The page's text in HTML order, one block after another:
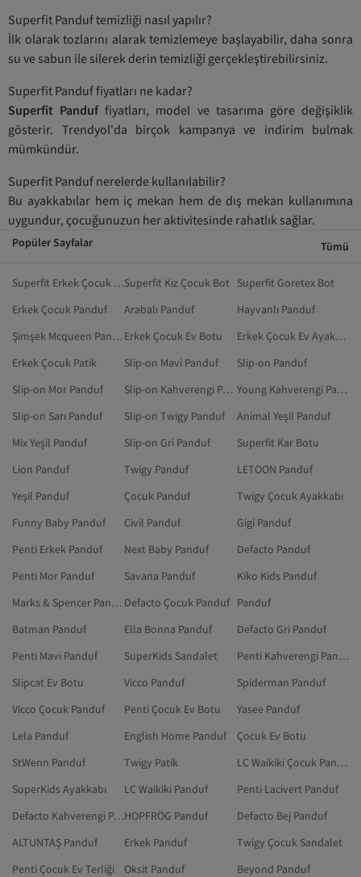
Superfit Panduf temizliği nasıl yapılır?
İlk olarak tozlarını alarak temizlemeye başlayabilir, daha sonra
su ve sabun ile silerek derin temizliği gerçekleştirebilirsiniz.
Superfit Panduf fiyatları ne kadar?
Superfit Panduffiyatları, model ve tasarıma göre değişiklik
gösterir. Trendyol'da birçok kampanya ve indirim bulmak
mümkündür.
Superfit Panduf nerelerde kullanılabilir?
Bu ayakkabılar hem iç mekan hem de dış mekan kullanımına
uygundur, çocuğunuzun her aktivitesinde rahatlık sağlar.
Popüler Sayfalar Tümü
Superfit Erkek Çocuk BotSuperfit Kız Çocuk Bot Superfit Goretex Bot
Erkek Çocuk Panduf
Arabalı Panduf
Hayvanlı Panduf
Şimşek Mcqueen Panduf Erkek Çocuk Ev Botu
Erkek Çocuk Ev Ayakkabısı
Erkek Çocuk Patik
Slip-on Mavi Panduf
Slip-on Panduf
Slip-on Mor Panduf
Slip-on Kahverengi Panduf
Young Kahverengi Panduf
Slip-on Sarı Panduf
Slip-on Twigy Panduf
Animal Yeşil Panduf
Mix Yeşil Panduf
Slip-on Gri Panduf
Superfit Kar Botu
Lion Panduf
Twigy Panduf
LETOON Panduf
Yeşil Panduf
Çocuk Panduf
Twigy Çocuk Ayakkabı
Funny Baby Panduf
Civil Panduf
Gigi Panduf
Penti Erkek Panduf
Next Baby Panduf
Defacto Panduf
Penti Mor Panduf
Savana Panduf
Kiko Kids Panduf
Marks & Spencer Panduf Defacto Çocuk Panduf Panduf
Batman Panduf
Ella Bonna Panduf
Defacto Gri Panduf
Penti Mavi Panduf
SuperKids Sandalet
Penti Kahverengi Panduf
Slipcat Ev Botu
Vicco Panduf
Spiderman Panduf
Vicco Çocuk Panduf
Penti Çocuk Ev Botu
Yasee Panduf
Lela Panduf
English Home Panduf
Çocuk Ev Botu
StWenn Panduf
Twigy Patik
LC Waikiki Çocuk Panduf
SuperKids Ayakkabı
LC Waikiki Panduf
Penti Lacivert Panduf
Defacto Kahverengi PandufHOPFRÖG Panduf
Defacto Bej Panduf
ALTUNTAŞ Panduf
Erkek Panduf
Twigy Çocuk Sandalet
Penti Çocuk Ev Terliği
Oksit Panduf
Beyond Panduf